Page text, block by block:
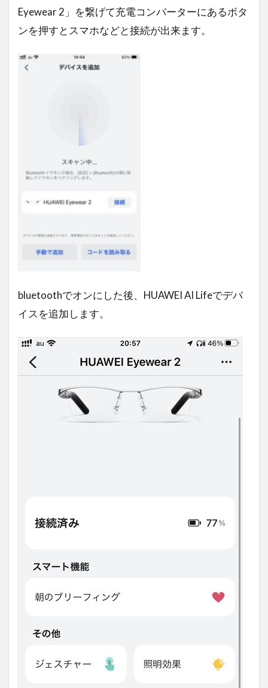
Eyewear 2」を繋げて充電コンバーターにあるボタ
ンを押すとスマホなどと接続が出来ます。
bluetoothでオンにした後、HUAWEI AI Lifeでデバ
イスを追加します。